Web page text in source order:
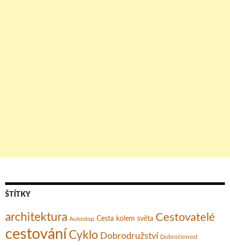
ŠTÍTKY
architektura Autostop Cesta kolem světa Cestovatelé
cestování Cyklo Dobrodružství Dobročinnost